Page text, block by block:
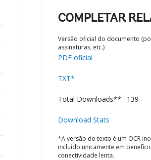
COMPLETAR
Versão oficial do documento
assinaturas, etc.)
PDF oficial
TXT*
Total Downloads** : 139
Download Stats
*A versão do texto é um OCR
incluído unicamente em
conectividade lenta.